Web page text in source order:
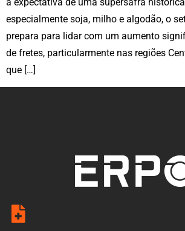
especialmente soja, milho e algodão, o
prepara para lidar com um aumento
de fretes, particularmente nas regiões
que […]